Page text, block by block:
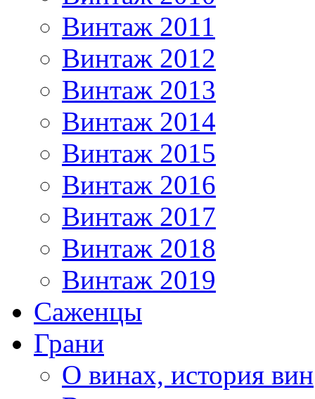
Винтаж 2011
Винтаж 2012
Винтаж 2013
Винтаж 2014
Винтаж 2015
Винтаж 2016
Винтаж 2017
Винтаж 2018
Винтаж 2019
Саженцы
Грани
О винах, история вин